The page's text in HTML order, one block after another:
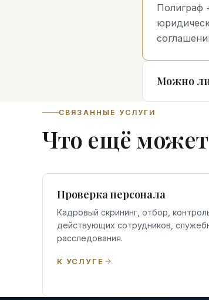
Полиграф
Можно
СВЯЗАННЫЕ УСЛУГИ
Что ещё
Проверка персонала
Кадровый скрининг, отбор,
действующих сотрудников,
расследования.
К УСЛУГЕ